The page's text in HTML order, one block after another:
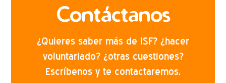
Contáctanos
¿Quieres saber más de ISF? ¿hacer
voluntariado? ¿otras cuestiones?
Escríbenos y te contactaremos.